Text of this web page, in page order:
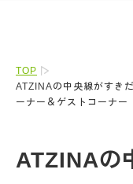
TOP
ATZINAの中央線がす
ーナー＆ゲストコーナー
ATZINA